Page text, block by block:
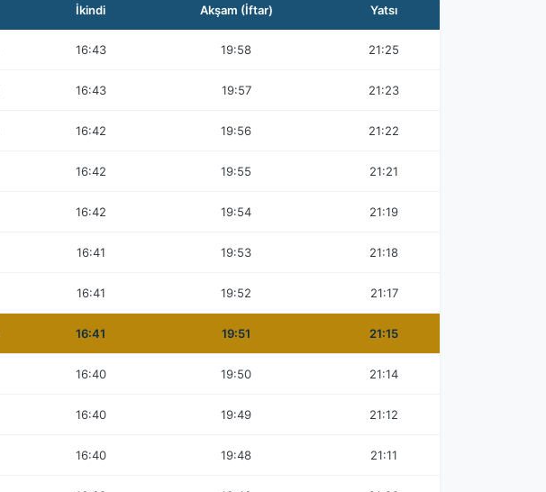
İkindi Akşam (İftar) Yatsı
16:43 19:58 21:25
16:43 19:57 21:23
16:42 19:56 21:22
16:42 19:55 21:21
16:42 19:54 21:19
16:41 19:53 21:18
16:41 19:52 21:17
16:41 19:51 21:15
16:40 19:50 21:14
16:40 19:49 21:12
16:40 19:48 21:11